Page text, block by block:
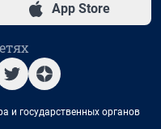
App Store
и государственных органов